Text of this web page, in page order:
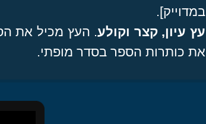
במדוייק].
עץ עיון, קצר וקולע. העץ מכיל את
את כותרות הספר בסדר מופתי.